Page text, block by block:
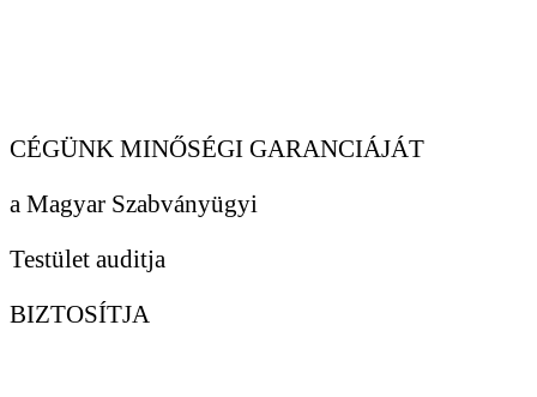
CÉGÜNK MINŐSÉGI GARANCIÁJÁT
a Magyar Szabványügyi
Testület auditja
BIZTOSÍTJA